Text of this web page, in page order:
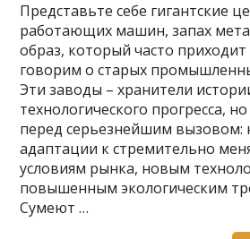
Представьте себе гигантские
работающих машин, запах
образ, который часто
говорим о старых
Эти заводы – хранители
технологического прогресса,
перед серьезнейшим вызовом:
адаптации к стремительно
условиям рынка, новым
повышенным экологическим
Сумеют …